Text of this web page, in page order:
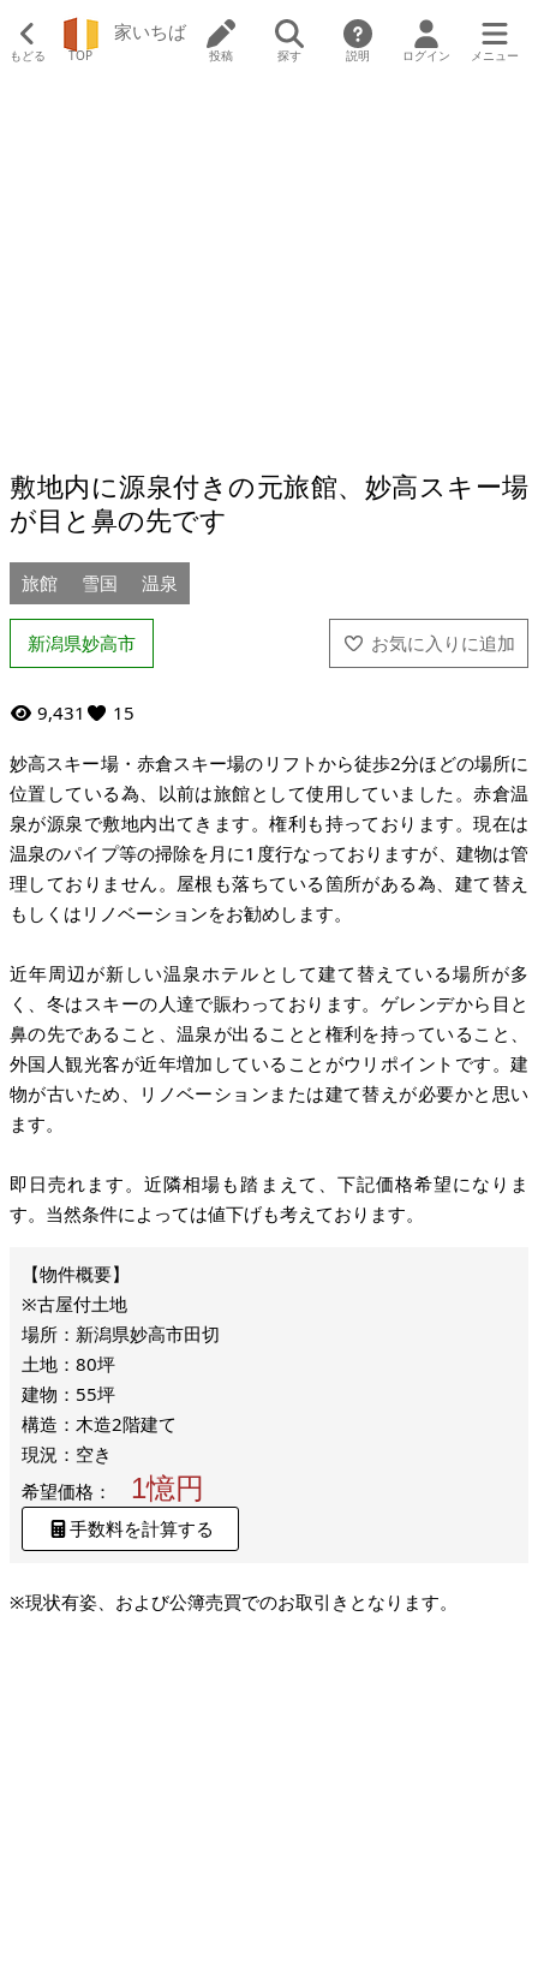
もどる TOP
家いちば
投稿 探す 説明 ログイン メニュー
敷地内に源泉付きの元旅館、妙高スキー場
が目と鼻の先です
旅館 雪国 温泉
新潟県妙高市
9,431 15
妙高スキー場・赤倉スキー場のリフトから徒歩2分ほどの場所に
位置している為、以前は旅館として使用していました。赤倉温
泉が源泉で敷地内出てきます。権利も持っております。現在は
温泉のパイプ等の掃除を月に1度行なっておりますが、建物は管
理しておりません。屋根も落ちている箇所がある為、建て替え
もしくはリノベーションをお勧めします。
近年周辺が新しい温泉ホテルとして建て替えている場所が多
く、冬はスキーの人達で賑わっております。ゲレンデから目と
鼻の先であること、温泉が出ることと権利を持っていること、
外国人観光客が近年増加していることがウリポイントです。建
物が古いため、リノベーションまたは建て替えが必要かと思い
ます。
即日売れます。近隣相場も踏まえて、下記価格希望になりま
す。当然条件によっては値下げも考えております。
※古屋付土地
場所：新潟県妙高市田切
土地：80坪
建物：55坪
構造：木造2階建て
現況：空き
希望価格：
1憶円
手数料を計算する
※現状有姿、および公簿売買でのお取引きとなります。